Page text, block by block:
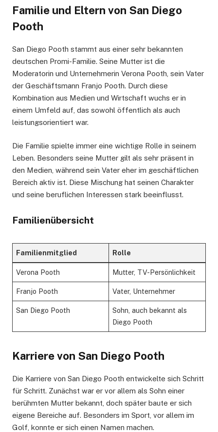
Familie und Eltern von San Diego
Pooth
San Diego Pooth stammt aus einer sehr bekannten
deutschen Promi-Familie. Seine Mutter ist die
Moderatorin und Unternehmerin Verona Pooth, sein Vater
der Geschäftsmann Franjo Pooth. Durch diese
Kombination aus Medien und Wirtschaft wuchs er in
einem Umfeld auf, das sowohl öffentlich als auch
leistungsorientiert war.
Die Familie spielte immer eine wichtige Rolle in seinem
Leben. Besonders seine Mutter gilt als sehr präsent in
den Medien, während sein Vater eher im geschäftlichen
Bereich aktiv ist. Diese Mischung hat seinen Charakter
und seine beruflichen Interessen stark beeinflusst.
Familienübersicht
Familienmitglied Rolle
Verona Pooth Mutter, TV-Persönlichkeit
Franjo Pooth Vater, Unternehmer
San Diego Pooth
Sohn, auch bekannt als
Diego Pooth
Karriere von San Diego Pooth
Die Karriere von San Diego Pooth entwickelte sich Schritt
für Schritt. Zunächst war er vor allem als Sohn einer
berühmten Mutter bekannt, doch später baute er sich
eigene Bereiche auf. Besonders im Sport, vor allem im
Golf, konnte er sich einen Namen machen.